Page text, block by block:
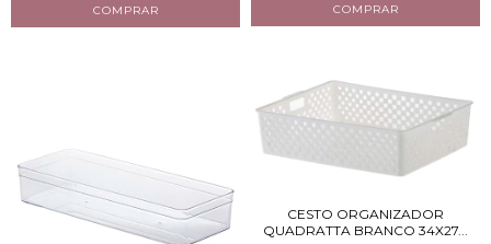
CESTO ORGANIZADOR
QUADRATTA BRANCO 34X27...